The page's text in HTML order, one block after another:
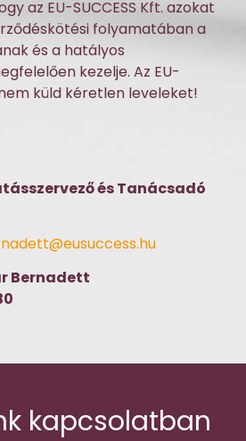
az EU-SUCCESS Kft. azokat
folyamatában a
és a hatályos
kezelje. Az EU-
nem küld kéretlen leveleket!
és Tanácsadó
Bernadett
kapcsolatban